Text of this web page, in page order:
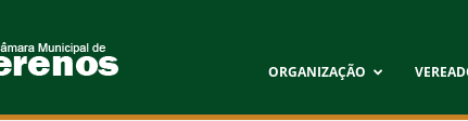
ORGANIZAÇÃO